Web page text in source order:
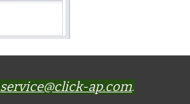
service@click-ap.com.